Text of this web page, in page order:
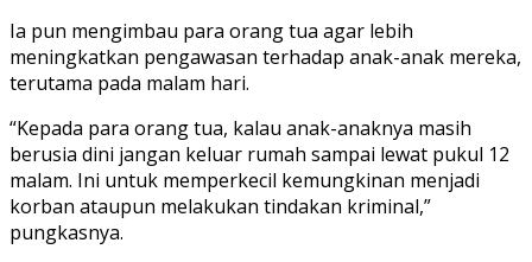
Ia pun mengimbau para orang tua agar lebih
meningkatkan pengawasan terhadap anak-anak mereka,
terutama pada malam hari.
“Kepada para orang tua, kalau anak-anaknya masih
berusia dini jangan keluar rumah sampai lewat pukul 12
malam. Ini untuk memperkecil kemungkinan menjadi
korban ataupun melakukan tindakan kriminal,”
pungkasnya.